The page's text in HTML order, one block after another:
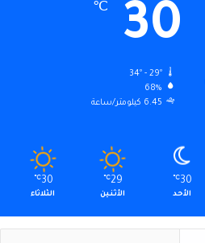
30
℃
34º - 29º
68%
6.45 كيلومتر/ساعة
30
℃
الأحد
29
℃
الأثنين
30
℃
الثلاثاء